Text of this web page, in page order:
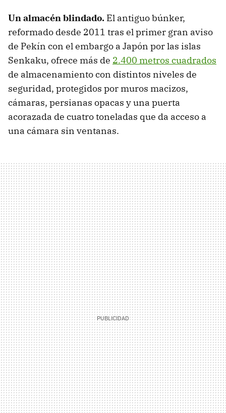
Un almacén blindado. El antiguo búnker,
reformado desde 2011 tras el primer gran aviso
de Pekín con el embargo a Japón por las islas
Senkaku, ofrece más de 2.400 metros cuadrados
de almacenamiento con distintos niveles de
seguridad, protegidos por muros macizos,
cámaras, persianas opacas y una puerta
acorazada de cuatro toneladas que da acceso a
una cámara sin ventanas.